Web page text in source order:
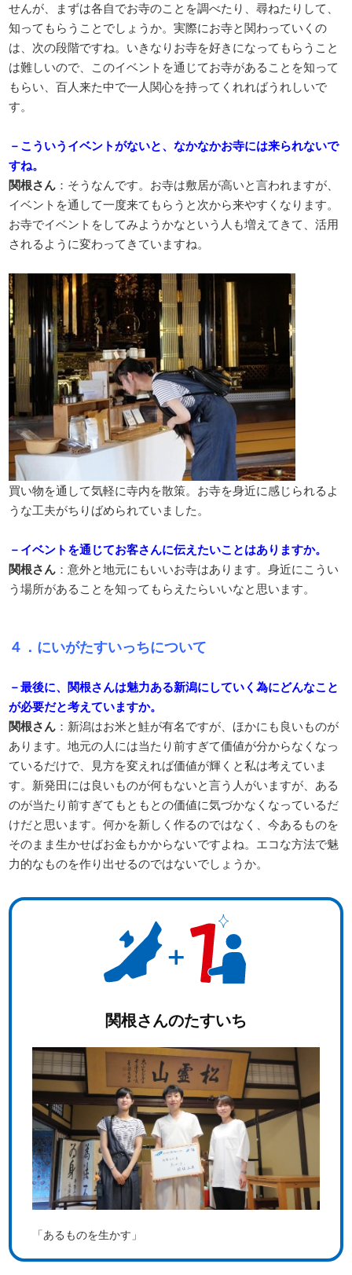
せんが、まずは各自でお寺のことを調べたり、尋ねたりして、
知ってもらうことでしょうか。実際にお寺と関わっていくの
は、次の段階ですね。いきなりお寺を好きになってもらうこと
は難しいので、このイベントを通じてお寺があることを知って
もらい、百人来た中で一人関心を持ってくれればうれしいで
す。
－こういうイベントがないと、なかなかお寺には来られないで
すね。
関根さん ：そうなんです。お寺は敷居が高いと言われますが、
イベントを通して一度来てもらうと次から来やすくなります。
お寺でイベントをしてみようかなという人も増えてきて、活用
されるように変わってきていますね。
買い物を通して気軽に寺内を散策。お寺を身近に感じられるよ
うな工夫がちりばめられていました。
－イベントを通じてお客さんに伝えたいことはありますか。
関根さん ：意外と地元にもいいお寺はあります。身近にこうい
う場所があることを知ってもらえたらいいなと思います。
４．にいがたすいっちについて
－最後に、関根さんは魅力ある新潟にしていく為にどんなこと
が必要だと考えていますか。
関根さん ：新潟はお米と鮭が有名ですが、ほかにも良いものが
あります。地元の人には当たり前すぎて価値が分からなくなっ
ているだけで、見方を変えれば価値が輝くと私は考えていま
す。新発田には良いものが何もないと言う人がいますが、ある
のが当たり前すぎてもともとの価値に気づかなくなっているだ
けだと思います。何かを新しく作るのではなく、今あるものを
そのまま生かせばお金もかからないですよね。エコな方法で魅
力的なものを作り出せるのではないでしょうか。
関根さんのたすいち
「あるものを生かす」